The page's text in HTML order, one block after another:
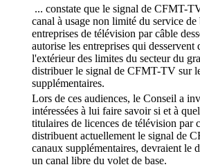
... constate que le signal de CFMT-
canal à usage non limité du service de
entreprises de télévision par câble
autorise les entreprises qui desservent
l'extérieur des limites du secteur du
distribuer le signal de CFMT-TV sur
supplémentaires.
Lors de ces audiences, le Conseil a
intéressées à lui faire savoir si et à
titulaires de licences de télévision par
distribuent actuellement le signal de
canaux supplémentaires, devraient le
un canal libre du volet de base.